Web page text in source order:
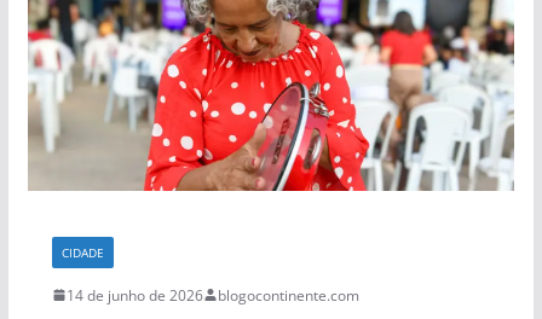
CIDADE
14 de junho de 2026 blogocontinente.com